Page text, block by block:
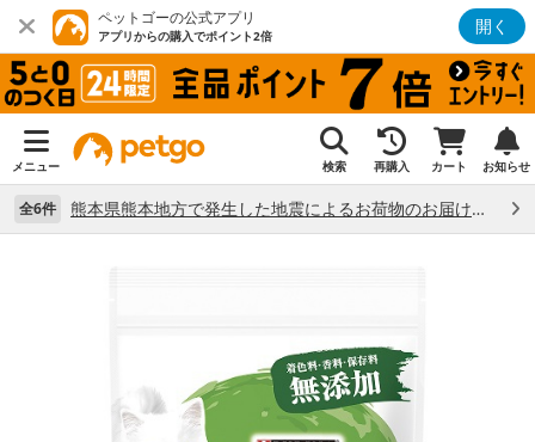
ペットゴーの公式アプリ
アプリからの購入でポイント2倍 開く
メニュー 検索 再購入 カート お知らせ
全6件 熊本県熊本地方で発生した地震によるお荷物のお届け状況について （7/28）